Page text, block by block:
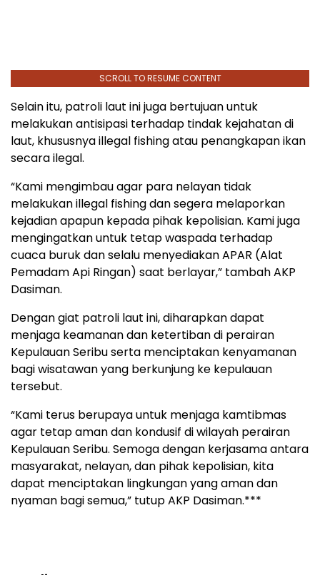
SCROLL TO RESUME CONTENT
Selain itu, patroli laut ini juga bertujuan untuk
melakukan antisipasi terhadap tindak kejahatan di
laut, khususnya illegal fishing atau penangkapan ikan
secara ilegal.
“Kami mengimbau agar para nelayan tidak
melakukan illegal fishing dan segera melaporkan
kejadian apapun kepada pihak kepolisian. Kami juga
mengingatkan untuk tetap waspada terhadap
cuaca buruk dan selalu menyediakan APAR (Alat
Pemadam Api Ringan) saat berlayar,” tambah AKP
Dasiman.
Dengan giat patroli laut ini, diharapkan dapat
menjaga keamanan dan ketertiban di perairan
Kepulauan Seribu serta menciptakan kenyamanan
bagi wisatawan yang berkunjung ke kepulauan
tersebut.
“Kami terus berupaya untuk menjaga kamtibmas
agar tetap aman dan kondusif di wilayah perairan
Kepulauan Seribu. Semoga dengan kerjasama antara
masyarakat, nelayan, dan pihak kepolisian, kita
dapat menciptakan lingkungan yang aman dan
nyaman bagi semua,” tutup AKP Dasiman.***